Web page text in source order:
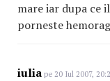
mare iar dupa ce
porneste
iulia pe 20 Iul 2007,